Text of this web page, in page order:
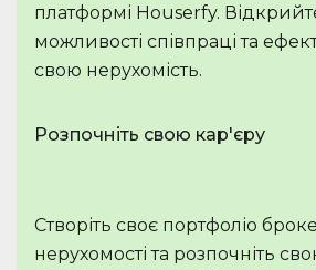
платформі Houserfy.
можливості співпраці та
свою нерухомість.
Розпочніть свою кар'єру
Створіть своє портфоліо
нерухомості та розпочніть